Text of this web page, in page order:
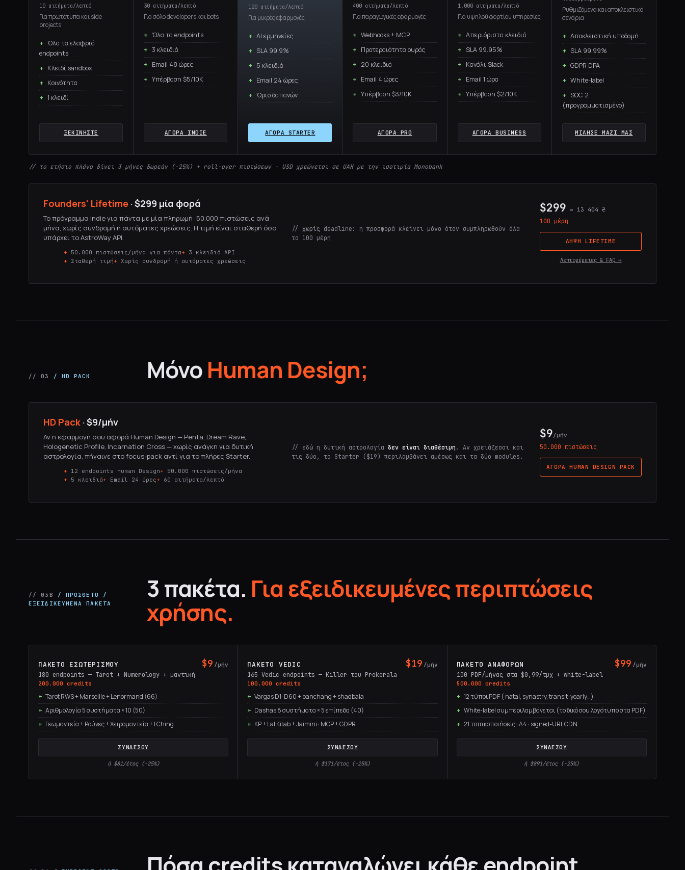
10 αιτήματα/λεπτό
Για πρωτότυπα και side
projects
Όλα τα ελαφριά
endpoints
Κλειδί sandbox
Κοινότητα
1 κλειδί
ΞΕΚΙΝΉΣΤΕ
30 αιτήματα/λεπτό
Για σόλο developers και bots
Όλα τα endpoints
3 κλειδιά
Email 48 ώρες
Υπέρβαση $5/10K
ΑΓΟΡΆ INDIE
120 αιτήματα/λεπτό
Για μικρές εφαρμογές
AI ερμηνείες
SLA 99.9%
5 κλειδιά
Email 24 ώρες
Όριο δαπανών
ΑΓΟΡΆ STARTER
400 αιτήματα/λεπτό
Για παραγωγικές εφαρμογές
Webhooks + MCP
Προτεραιότητα ουράς
20 κλειδιά
Email 4 ώρες
Υπέρβαση $3/10K
ΑΓΟΡΆ PRO
1.000 αιτήματα/λεπτό
Για υψηλού φορτίου υπηρεσίες
Απεριόριστα κλειδιά
SLA 99.95%
Κανάλι Slack
Email 1 ώρα
Υπέρβαση $2/10K
ΑΓΟΡΆ BUSINESS
Ρυθμιζόμενα και αποκλειστικά
σενάρια
Αποκλειστική υποδομή
SLA 99.99%
GDPR DPA
White-label
SOC 2
(προγραμματισμένο)
ΜΊΛΗΣΕ ΜΑΖΊ ΜΑΣ
// το ετήσιο πλάνο δίνει 3 μήνες δωρεάν (-25%) + roll-over πιστώσεων · USD χρεώνεται σε UAH με την ισοτιμία Monobank
Founders' Lifetime · $299 μία φορά
Το πρόγραμμα Indie για πάντα με μία πληρωμή: 50.000 πιστώσεις ανά
μήνα, χωρίς συνδρομή ή αυτόματες χρεώσεις. Η τιμή είναι σταθερή όσο
υπάρχει το AstroWay API.
50.000 πιστώσεις/μήνα για πάντα
3 κλειδιά API
Σταθερή τιμή
Χωρίς συνδρομή ή αυτόματες χρεώσεις
// χωρίς deadline: η προσφορά κλείνει μόνο όταν συμπληρωθούν όλα
τα 100 μέρη
$299 ≈ 13 404 ₴
100 μέρη
ΛΉΨΗ LIFETIME
Λεπτομέρειες & FAQ →
// 03 / HD PACK Μόνο Human Design;
HD Pack ·$9/μήν
Αν η εφαρμογή σου αφορά Human Design — Penta, Dream Rave,
Hologenetic Profile, Incarnation Cross — χωρίς ανάγκη για δυτική
αστρολογία, πήγαινε στο focus-pack αντί για το πλήρες Starter.
12 endpoints Human Design
50.000 πιστώσεις/μήνα
5 κλειδιά
Email 24 ώρες 60 αιτήματα/λεπτό
// εδώ η δυτική αστρολογία δεν είναι διαθέσιμη . Αν χρειάζεσαι και
τις δύο, το Starter ($19) περιλαμβάνει αμέσως και τα δύο modules.
$9/μήν
50.000 πιστώσεις
ΑΓΟΡΆ HUMAN DESIGN PACK
// 03B
/ ΠΡΌΣΘΕΤΟ /
ΕΞΕΙΔΙΚΕΥΜΈΝΑ ΠΑΚΈΤΑ
3 πακέτα. Για εξειδικευμένες περιπτώσεις
χρήσης.
ΠΑΚΈΤΟ ΕΣΩΤΕΡΙΣΜΟΎ $9 /μήν
180 endpoints — Tarot + Numerology + μαντική
200.000 credits
Tarot RWS + Marseille + Lenormand (66)
Αριθμολογία 5 συστήματα × 10 (50)
Γεωμαντεία + Ρούνες + Χειρομαντεία + I Ching
ΣΥΝΔΈΣΟΥ
ή $81/έτος (−25%)
ΠΑΚΈΤΟ VEDIC $19 /μήν
165 Vedic endpoints — Killer του Prokerala
100.000 credits
Vargas D1-D60 + panchang + shadbala
Dashas 8 συστήματα × 5 επίπεδα (40)
KP + Lal Kitab + Jaimini · MCP + GDPR
ΣΥΝΔΈΣΟΥ
ή $171/έτος (−25%)
ΠΑΚΈΤΟ ΑΝΑΦΟΡΏΝ $99 /μήν
100 PDF/μήνας στα $0,99/τμχ + white-label
500.000 credits
12 τύποι PDF ( natal, synastry, transit-yearly…)
White-label συμπεριλαμβάνεται (το δικό σου λογότυπο στα PDF)
21 τοπικοποιήσεις · A4 · signed-URL CDN
ΣΥΝΔΈΣΟΥ
ή $891/έτος (−25%)